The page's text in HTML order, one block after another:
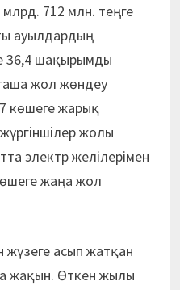
712 млн. теңге
ауылдардың
36,4 шақырымды
жол жөндеу
көшеге жарық
жолы
электр желілерімен
жаңа жол
асып жатқан
жақын. Өткен жылы